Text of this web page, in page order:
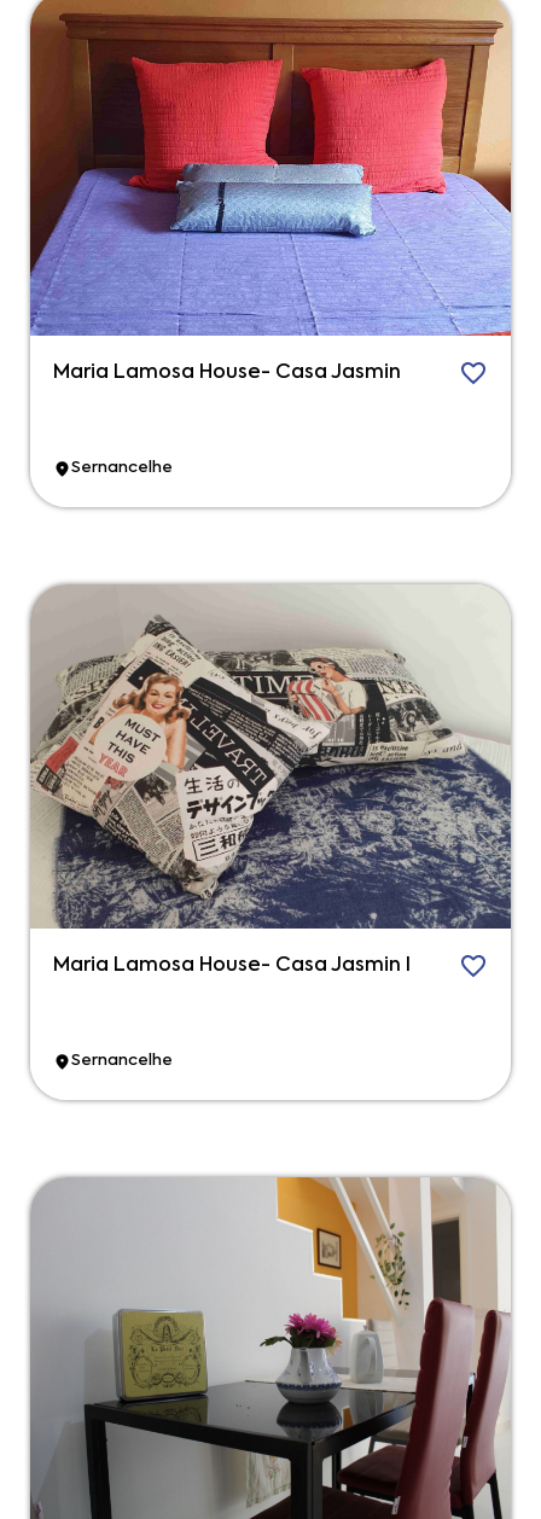
Maria Lamosa House- Casa Jasmin
Sernancelhe
Maria Lamosa House- Casa Jasmin I
Sernancelhe